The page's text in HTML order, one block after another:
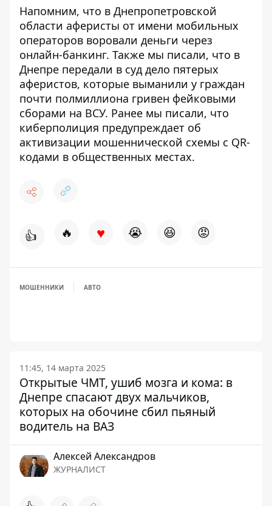
Напомним, что в Днепропетровской
области аферисты от имени мобильных
операторов воровали деньги через
онлайн-банкинг. Также мы писали, что в
Днепре передали в суд дело пятерых
аферистов, которые выманили у граждан
почти полмиллиона гривен фейковыми
сборами на ВСУ. Ранее мы писали, что
киберполиция предупреждает об
активизации мошеннической схемы с QR-
кодами в общественных местах.
👍 🔥 ♥ 😭 😆 😡
МОШЕННИКИ АВТО
11:45, 14 марта 2025
Открытые ЧМТ, ушиб мозга и кома: в
Днепре спасают двух мальчиков,
которых на обочине сбил пьяный
водитель на ВАЗ
Алексей Александров
ЖУРНАЛИСТ